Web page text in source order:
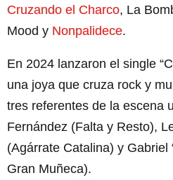
Cruzando el Charco, La
Mood y Nonpalidece.
En 2024 lanzaron el single
una joya que cruza rock y
tres referentes de la escena
Fernández (Falta y Resto),
(Agárrate Catalina) y Gabriel
Gran Muñeca).